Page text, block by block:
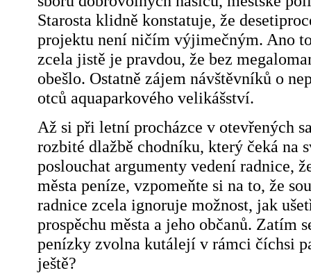
Starosta klidně konstatuje, že
projektu není ničím výjimečným. Ano
zcela jistě je pravdou, že bez
obešlo. Ostatně zájem návštěvníků o
otců aquaparkového velikášství.
Až si při letní procházce v otevřených
rozbité dlažbě chodníku, který čeká na
poslouchat argumenty vedení radnice,
města peníze, vzpomeňte si na to, že
radnice zcela ignoruje možnost, jak
prospěchu města a jeho občanů. Zatím
penízky zvolna kutálejí v rámci číchsi
ještě?